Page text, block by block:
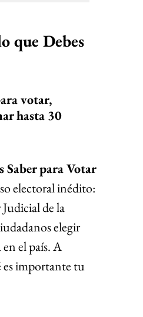
que Debes
votar,
hasta 30
Saber para Votar
electoral inédito:
de la
elegir
el país. A
importante tu